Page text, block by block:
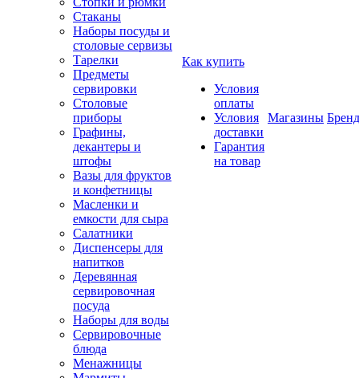
Стаканы
Наборы посуды и
столовые сервизы
Тарелки
Предметы
сервировки
Столовые
приборы
Графины,
декантеры и
штофы
Вазы для фруктов
и конфетницы
Масленки и
емкости для сыра
Салатники
Диспенсеры для
напитков
Деревянная
сервировочная
посуда
Наборы для воды
Сервировочные
блюда
Менажницы
Как купить
Условия
оплаты
Условия
доставки
Гарантия
на товар
Магазины